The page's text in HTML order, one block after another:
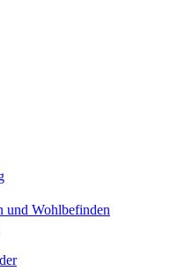
Wohlbefinden